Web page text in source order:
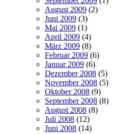
August 2009 (2)
Juni 2009 (3)
Mai 2009 (1)
April 2009 (4)
März 2009 (8)
Februar 2009 (6)
Januar 2009 (6)
Dezember 2008 (5)
November 2008 (5)
Oktober 2008 (9)
September 2008 (8)
August 2008 (8)
Juli 2008 (12)
Juni 2008 (14)